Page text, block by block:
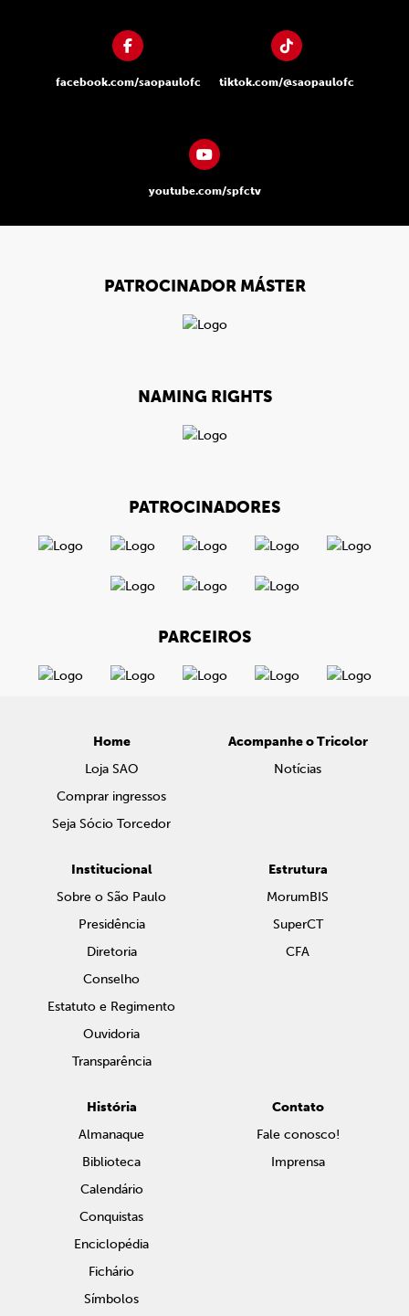
facebook.com/saopaulofc tiktok.com/@saopaulofc
youtube.com/spfctv
PATROCINADOR MÁSTER
NAMING RIGHTS
PATROCINADORES
PARCEIROS
Home
Loja SAO
Comprar ingressos
Seja Sócio Torcedor
Acompanhe o Tricolor
Notícias
Institucional
Sobre o São Paulo
Presidência
Diretoria
Conselho
Estatuto e Regimento
Ouvidoria
Transparência
Estrutura
MorumBIS
SuperCT
CFA
História
Almanaque
Biblioteca
Calendário
Conquistas
Enciclopédia
Fichário
Símbolos
Contato
Fale conosco!
Imprensa